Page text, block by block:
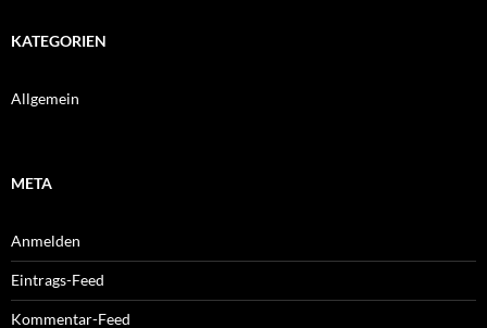
KATEGORIEN
Allgemein
META
Anmelden
Eintrags-Feed
Kommentar-Feed